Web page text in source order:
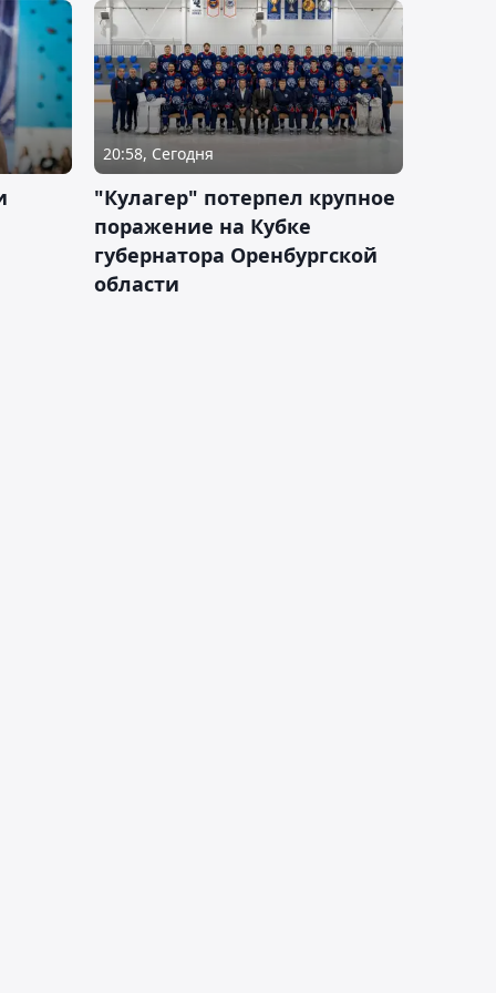
20:58, Сегодня
"Кулагер" потерпел крупное
поражение на Кубке
губернатора Оренбургской
области